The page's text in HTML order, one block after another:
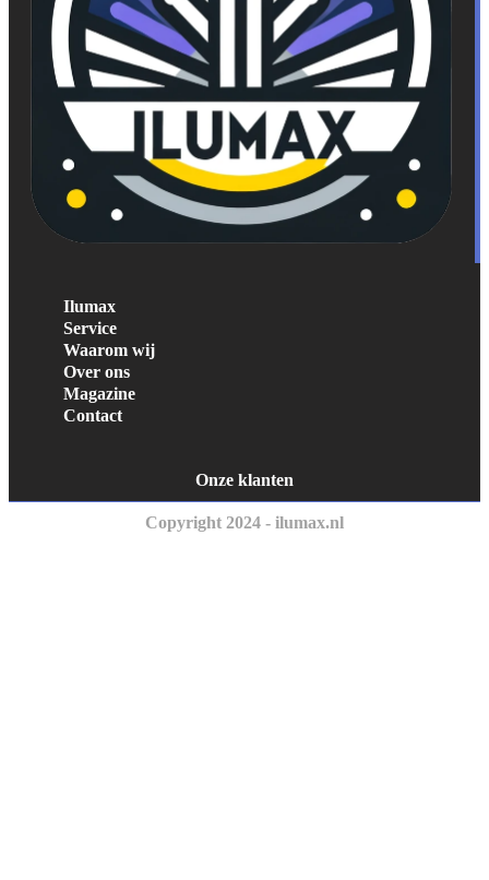
Ilumax
Service
Waarom wij
Over ons
Magazine
Contact
Onze klanten
Copyright 2024 - ilumax.nl